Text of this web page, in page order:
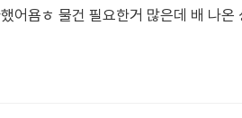
어욤ㅎ 물건 필요한거 많은데 배 나